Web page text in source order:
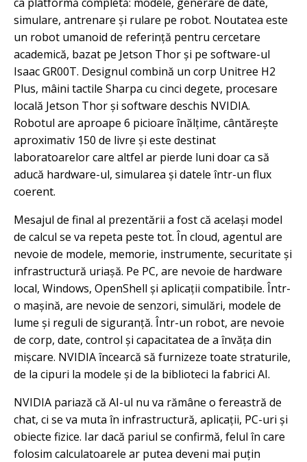
simulare, antrenare și rulare pe robot. Noutatea este
un robot umanoid de referință pentru cercetare
academică, bazat pe Jetson Thor și pe software-ul
Isaac GR00T. Designul combină un corp Unitree H2
Plus, mâini tactile Sharpa cu cinci degete, procesare
locală Jetson Thor și software deschis NVIDIA.
Robotul are aproape 6 picioare înălțime, cântărește
aproximativ 150 de livre și este destinat
laboratoarelor care altfel ar pierde luni doar ca să
aducă hardware-ul, simularea și datele într-un flux
coerent.
Mesajul de final al prezentării a fost că același model
de calcul se va repeta peste tot. În cloud, agentul are
nevoie de modele, memorie, instrumente, securitate și
infrastructură uriașă. Pe PC, are nevoie de hardware
local, Windows, OpenShell și aplicații compatibile. Într-
o mașină, are nevoie de senzori, simulări, modele de
lume și reguli de siguranță. Într-un robot, are nevoie
de corp, date, control și capacitatea de a învăța din
mișcare. NVIDIA încearcă să furnizeze toate straturile,
de la cipuri la modele și de la biblioteci la fabrici AI.
NVIDIA pariază că AI-ul nu va rămâne o fereastră de
chat, ci se va muta în infrastructură, aplicații, PC-uri și
obiecte fizice. Iar dacă pariul se confirmă, felul în care
folosim calculatoarele ar putea deveni mai puțin